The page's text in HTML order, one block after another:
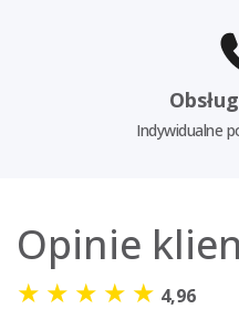
Indywidualne
Opinie
★ ★ ★ ★ ★ 4,96